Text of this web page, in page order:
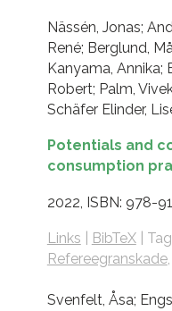
Nässén, Jonas;
René; Berglund,
Kanyama, Annika;
Robert; Palm,
Schäfer Elinder,
Potentials and
consumption
2022, ISBN: 978-
Links BibTeX|
Refereegranskade,
Svenfelt, Åsa;